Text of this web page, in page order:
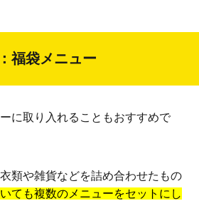
福袋メニュー
に取り入れることもおすすめで
類や雑貨などを詰め合わせたもの
ても複数のメニューをセットにし